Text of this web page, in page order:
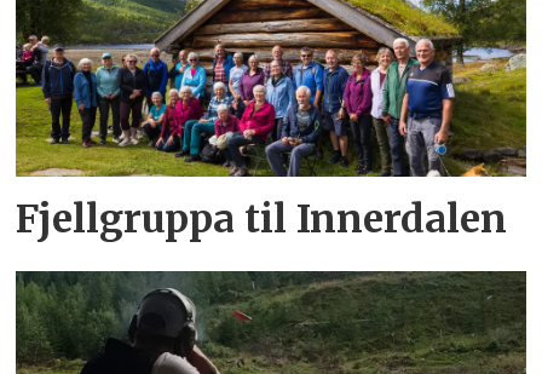
Fjellgruppa til Innerdalen